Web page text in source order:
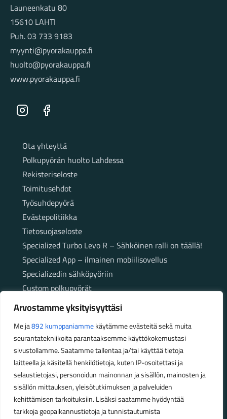
Arvostamme yksityisyyttäsi
Me ja892 kumppaniammekäytämme evästeitä sekä muita
seurantatekniikoita parantaaksemme käyttökokemustasi
sivustollamme. Saatamme tallentaa ja/tai käyttää tietoja
laitteella ja käsitellä henkilötietoja, kuten IP-osoitettasi ja
selaustietojasi, personoidun mainonnan ja sisällön, mainosten ja
sisällön mittauksen, yleisötutkimuksen ja palveluiden
kehittämisen tarkoituksiin. Lisäksi saatamme hyödyntää
tarkkoja geopaikannustietoja ja tunnistautumista
Launeenkatu 80
15610 LAHTI
Puh. 03 733 9183
myynti@pyorakauppa.fi
huolto@pyorakauppa.fi
www.pyorakauppa.fi
Instagram Facebook
SivutOta yhteyttä
Polkupyörän huolto Lahdessa
Rekisteriseloste
Toimitusehdot
Työsuhdepyörä
Evästepolitiikka
Tietosuojaseloste
Specialized Turbo Levo R – Sähköinen ralli on täällä!
Specialized App – ilmainen mobiilisovellus
Specializedin sähköpyöriin
Custom polkupyörät
Fatbikellä helppoa ja huoletonta etenemistä
maastossa
Aukioloajat
Talvikauden aukioloajat (1.10.2025 – 28.2.2026)
Ma-Pe 10-18
La 10-14
Kesäkauden aukioloajat (1.3.2026 – 30.9.2026)